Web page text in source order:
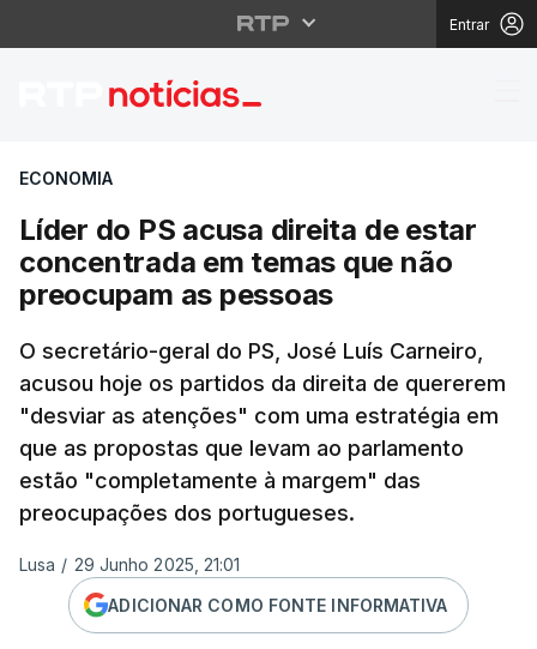
Entrar
Líder do PS acusa
ECONOMIA
Líder do PS acusa direita de estar
concentrada em temas que não
preocupam as pessoas
O secretário-geral do PS, José Luís Carneiro,
acusou hoje os partidos da direita de quererem
"desviar as atenções" com uma estratégia em
que as propostas que levam ao parlamento
estão "completamente à margem" das
preocupações dos portugueses.
Lusa / 29 Junho 2025, 21:01
ADICIONAR COMO FONTE INFORMATIVA